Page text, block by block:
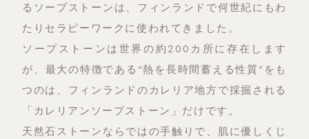
るソープストーンは、フィンランドで何世紀にもわ
たりセラピーワークに使われてきました。
ソープストーンは世界の約200カ所に存在します
が、最大の特徴である“熱を長時間蓄える性質”をも
つのは、フィンランドのカレリア地方で採掘される
「カレリアンソープストーン」だけです。
天然石ストーンならではの手触りで、肌に優しくじ